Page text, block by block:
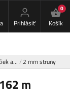
Prihlásiť
0
Košík
a… 2 mm struny
m